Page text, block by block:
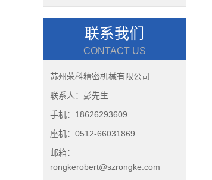
联系我们
CONTACT US
苏州荣科精密机械有限公司
联系人：彭先生
手机：18626293609
座机：0512-66031869
邮箱：
rongkerobert@szrongke.com